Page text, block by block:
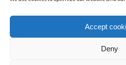
Accept
Deny
Copyright © 2014 - 2025 -The